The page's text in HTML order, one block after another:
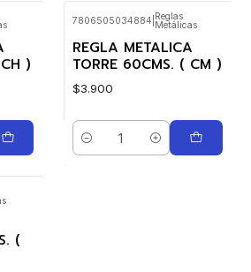
)
7806505034884 Reglas
Metálicas
REGLA METALICA
TORRE 60CMS. ( CM )
$3.900
Cantidad
(